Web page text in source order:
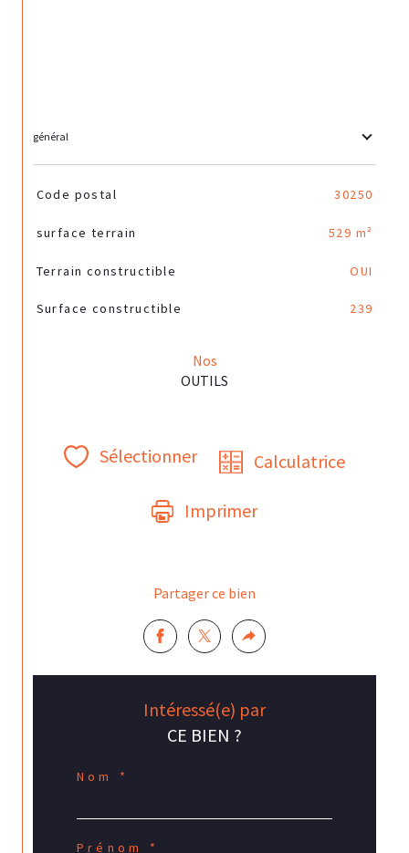
général
TRAD_SIROCCO_Caracteristique
Code postal 30250
surface terrain 529 m²
Terrain constructible OUI
Surface constructible 239
Nos
OUTILS
Sélectionner Calculatrice
Imprimer
Partager ce bien
Intéressé(e) par
CE BIEN ?
Nom *
Prénom *